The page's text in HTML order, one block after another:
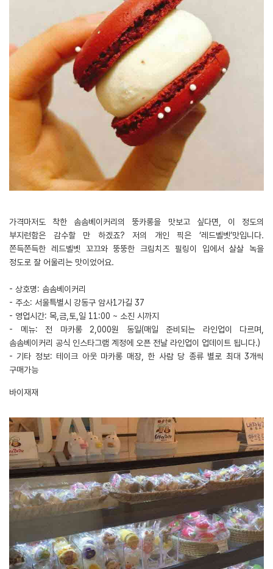
가격마저도 착한 솜솜베이커리의 뚱카롱을 맛보고 싶다면, 이 정도의
부지런함은 감수할 만 하겠죠? 저의 개인 픽은 ‘레드벨벳’맛입니다.
쫀득쫀득한 레드벨벳 꼬끄와 뚱뚱한 크림치즈 필링이 입에서 살살 녹을
정도로 잘 어울리는 맛이었어요.
- 상호명: 솜솜베이커리
- 주소: 서울특별시 강동구 암사1가길 37
- 영업시간: 목,금,토,일 11:00 ~ 소진 시까지
- 메뉴: 전 마카롱 2,000원 동일(매일 준비되는 라인업이 다르며,
솜솜베이커리 공식 인스타그램 계정에 오픈 전날 라인업이 업데이트 됩니다.)
- 기타 정보: 테이크 아웃 마카롱 매장, 한 사람 당 종류 별로 최대 3개씩
구매가능
바이재재